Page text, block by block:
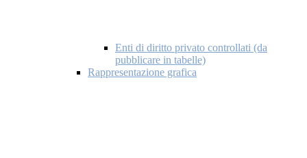
Enti di diritto privato controllati (da
pubblicare in tabelle)
Rappresentazione grafica